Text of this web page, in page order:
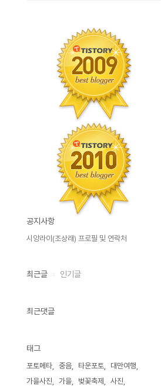
공지사항
시앙라이(조상래) 프로필 및 연락처
최근글 인기글
최근댓글
태그
포토메타 중음 타운포토
대만여행
가을사진
가을 벚꽃축제
사진